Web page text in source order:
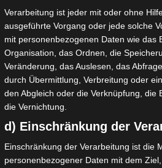
Verarbeitung ist jeder mit oder ohne
ausgeführte Vorgang oder jede solche
mit personenbezogenen Daten wie das
Organisation, das Ordnen, die
Veränderung, das Auslesen, das
durch Übermittlung, Verbreitung oder
den Abgleich oder die Verknüpfung, die
die Vernichtung.
d) Einschränkung der
Einschränkung der Verarbeitung ist die
personenbezogener Daten mit dem